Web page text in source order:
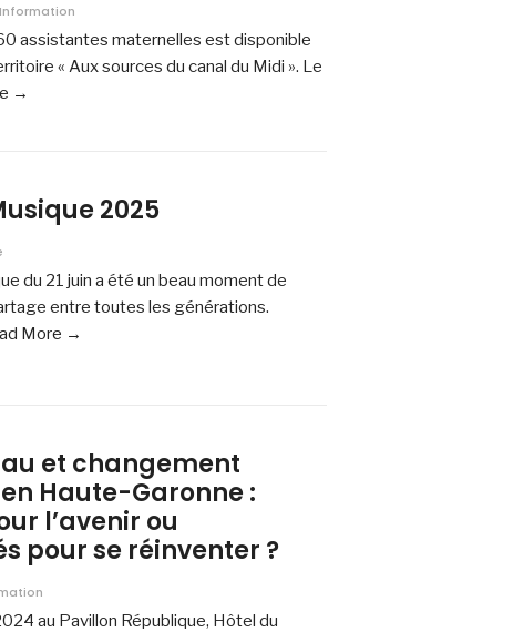
Information
assistantes maternelles est disponible
« Aux sources du canal du Midi ». Le
→
2025
du 21 juin a été un beau moment de
entre toutes les générations.
More →
et changement
Haute-Garonne :
l’avenir ou
pour se réinventer ?
au Pavillon République, Hôtel du